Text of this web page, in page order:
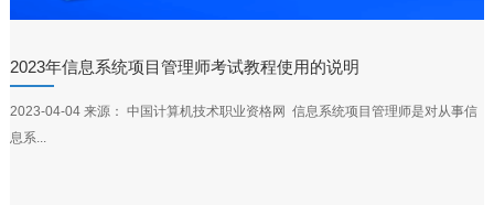
2023年信息系统项目管理师考试教程使用的说明
2023-04-04 来源： 中国计算机技术职业资格网 信息系统项目管理师是对从事信
息系...